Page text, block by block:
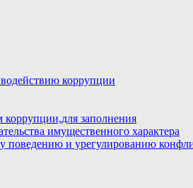
коррупции
заполнения
имущественного характера
и урегулированию